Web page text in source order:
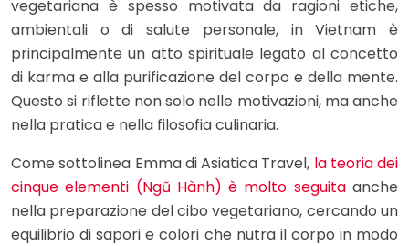
vegetariana è spesso motivata da ragioni etiche,
ambientali o di salute personale, in Vietnam è
principalmente un atto spirituale legato al concetto
di karma e alla purificazione del corpo e della mente.
Questo si riflette non solo nelle motivazioni, ma anche
nella pratica e nella filosofia culinaria.
Come sottolinea Emma di Asiatica Travel, la teoria dei
cinque elementi (Ngũ Hành) è molto seguitaanche
nella preparazione del cibo vegetariano, cercando un
equilibrio di sapori e colori che nutra il corpo in modo